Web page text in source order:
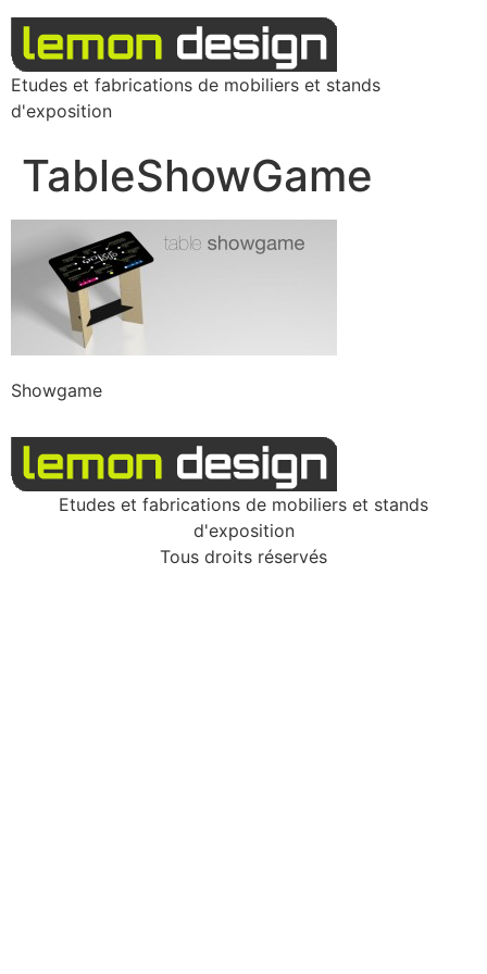
Etudes et fabrications de mobiliers et stands
d'exposition
TableShowGame
Showgame
Etudes et fabrications de mobiliers et stands
d'exposition
Tous droits réservés